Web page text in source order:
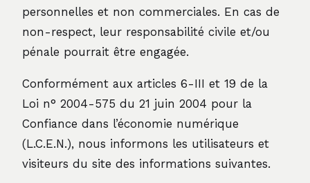
personnelles et non commerciales. En cas de
non-respect, leur responsabilité civile et/ou
pénale pourrait être engagée.
Conformément aux articles 6-III et 19 de la
Loi n° 2004-575 du 21 juin 2004 pour la
Confiance dans l’économie numérique
(L.C.E.N.), nous informons les utilisateurs et
visiteurs du site des informations suivantes.